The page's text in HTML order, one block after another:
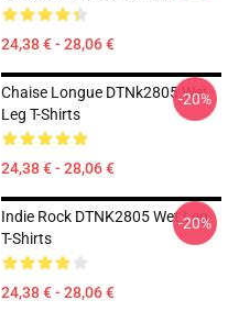
24,38 € - 28,06 €
Chaise Longue DTNk2805 Wet
Leg T-Shirts
24,38 € - 28,06 €
-20%
Indie Rock DTNK2805 Wet Leg
T-Shirts
24,38 € - 28,06 €
-20%